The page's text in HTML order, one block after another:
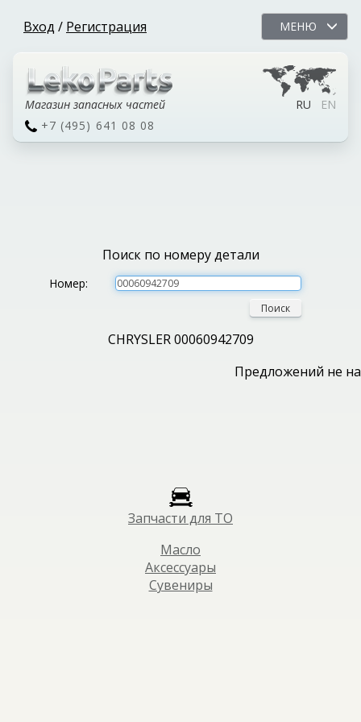
Вход / Регистрация МЕНЮ
Магазин запасных частей RU
EN
+7 (495) 641 08 08
Поиск по номеру детали
Номер:
Поиск
CHRYSLER 00060942709
Предложений не
Запчасти для ТО
Масло
Аксессуары
Сувениры